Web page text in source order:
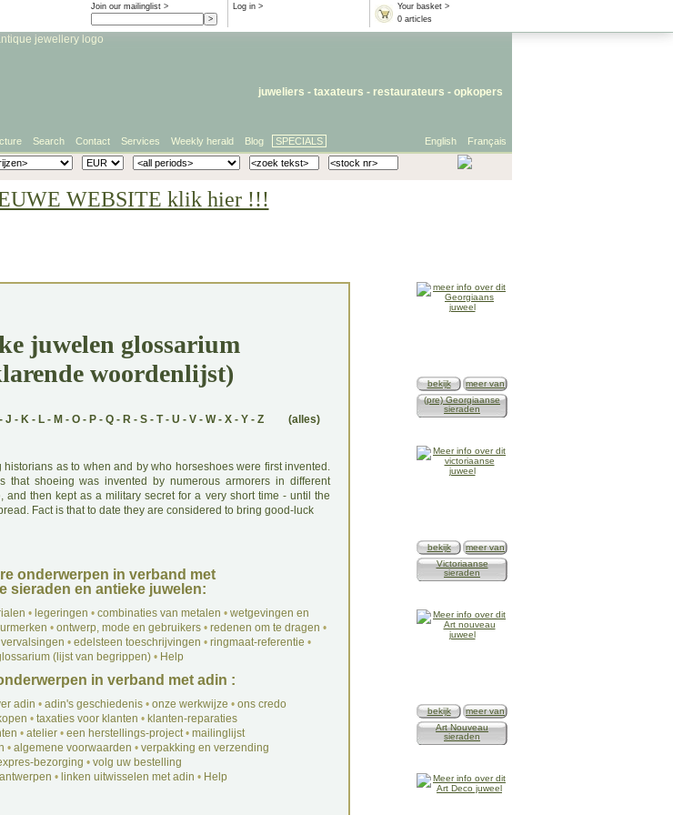
Your basket >
0 articles
Log in >
Join our mailinglist >
juweliers - taxateurs - restaurateurs - opkopers
Français
English
Search Contact Services Weekly herald Blog SPECIALS
WEBSITE klik hier !!!
juwelen glossarium
woordenlijst)
- J - K - L - M - O - P - Q - R - S - T- U - V - W- X - Y - Z
(alles)
historians as to when and by who horseshoes were first invented.
that shoeing was invented by numerous armorers in different
and then kept as a military secret for a very short time - until the
Fact is that to date they are considered to bring good-luck
onderwerpen in verband met
sieraden en antieke juwelen:
• legeringen • combinaties van metalen • wetgevingen en
• ontwerp, mode en gebruikers• redenen om te dragen •
• edelsteen toeschrijvingen • ringmaat-referentie •
(lijst van begrippen)• Help
in verband met adin :
adin • adin's geschiedenis • onze werkwijze • ons credo
• taxaties voor klanten • klanten-reparaties
• atelier• een herstellings-project• mailinglijst
• algemene voorwaarden • verpakking en verzending
bezorging • volg uw bestelling
• linken uitwisselen met adin • Help
bekijk
meer van
(pre) Georgiaanse
sieraden
bekijk
meer van
Victoriaanse
sieraden
bekijk
meer van
Art Nouveau
sieraden